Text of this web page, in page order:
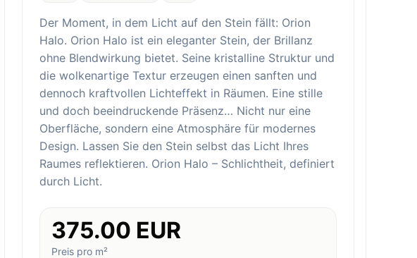
Der Moment, in dem Licht auf den Stein fällt: Orion
Halo. Orion Halo ist ein eleganter Stein, der Brillanz
ohne Blendwirkung bietet. Seine kristalline Struktur und
die wolkenartige Textur erzeugen einen sanften und
dennoch kraftvollen Lichteffekt in Räumen. Eine stille
und doch beeindruckende Präsenz… Nicht nur eine
Oberfläche, sondern eine Atmosphäre für modernes
Design. Lassen Sie den Stein selbst das Licht Ihres
Raumes reflektieren. Orion Halo – Schlichtheit, definiert
durch Licht.
375.00 EUR
Preis pro m²